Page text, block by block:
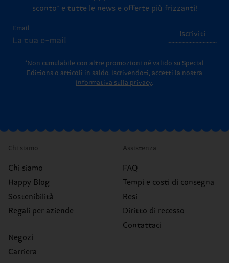
sconto* e tutte le news e offerte più frizzanti!
Email
Iscriviti
*Non cumulabile con altre promozioni né valido su Special
Editions o articoli in saldo.
Iscrivendoti, accetti la nostra
Informativa sulla privacy.
Chi siamo
Chi siamo
Happy Blog
Sostenibilità
Regali per aziende
Negozi
Carriera
Assistenza
FAQ
Tempi e costi di consegna
Resi
Diritto di recesso
Contattaci